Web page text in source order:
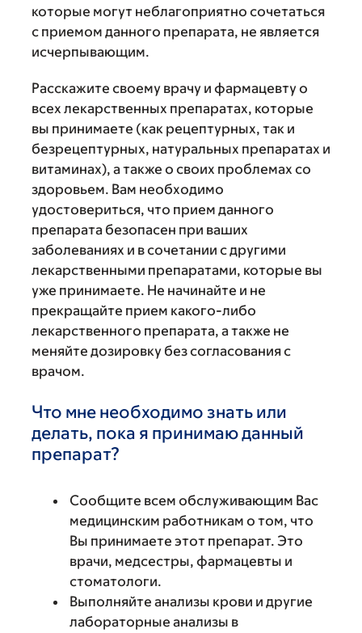
которые могут неблагоприятно сочетаться
с приемом данного препарата, не является
исчерпывающим.
Расскажите своему врачу и фармацевту о
всех лекарственных препаратах, которые
вы принимаете (как рецептурных, так и
безрецептурных, натуральных препаратах и
витаминах), а также о своих проблемах со
здоровьем. Вам необходимо
удостовериться, что прием данного
препарата безопасен при ваших
заболеваниях и в сочетании с другими
лекарственными препаратами, которые вы
уже принимаете. Не начинайте и не
прекращайте прием какого-либо
лекарственного препарата, а также не
меняйте дозировку без согласования с
врачом.
Что мне необходимо знать или
делать, пока я принимаю данный
препарат?
Сообщите всем обслуживающим Вас
медицинским работникам о том, что
Вы принимаете этот препарат. Это
врачи, медсестры, фармацевты и
стоматологи.
Выполняйте анализы крови и другие
лабораторные анализы в